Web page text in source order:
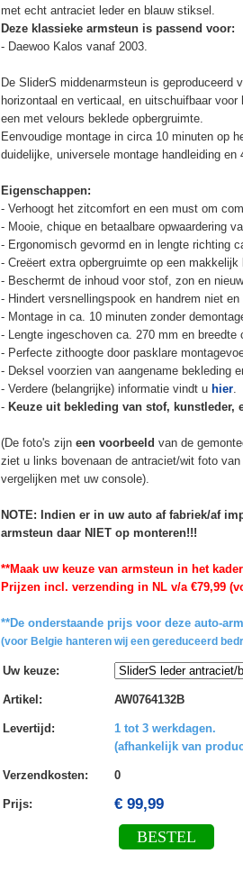
met echt antraciet leder en blauw stiksel.
Deze klassieke armsteun is passend voor:
- Daewoo Kalos vanaf 2003.
De SliderS middenarmsteun is geproduceerd
horizontaal en verticaal, en uitschuifbaar
een met velours beklede opbergruimte.
Eenvoudige montage in circa 10 minuten op
duidelijke, universele montage handleiding en
Eigenschappen:
- Verhoogt het zitcomfort en een must om
- Mooie, chique en betaalbare opwaardering
- Ergonomisch gevormd en in lengte richting
- Creëert extra opbergruimte op een makkelijk
- Beschermt de inhoud voor stof, zon en
- Hindert versnellingspook en handrem niet
- Montage in ca. 10 minuten zonder
- Lengte ingeschoven ca. 270 mm en breedte
- Perfecte zithoogte door pasklare
- Deksel voorzien van aangename bekleding
- Verdere (belangrijke) informatie vindt u hier.
- Keuze uit bekleding van stof,
(De foto's zijn een voorbeeld van de
ziet u links bovenaan de antraciet/wit foto
vergelijken met uw console).
NOTE: Indien er in uw auto af fabriek/af
armsteun daar NIET op monteren!!!
**Maak uw keuze van armsteun in het
Prijzen incl. verzending in NL v/a €79,99
**De onderstaande prijs voor deze auto-
(voor Belgie hanteren wij een gereduceerd
Uw keuze:
Artikel : AW0764132B
Levertijd :
1 tot 3 werkdagen.
(afhankelijk van
Verzendkosten: 0
Prijs: € 99,99
BESTEL